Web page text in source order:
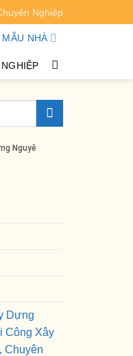
Nghiệp
NHÀ
Dựng
Công Xây
Chuyên
XEM CHI TIẾT